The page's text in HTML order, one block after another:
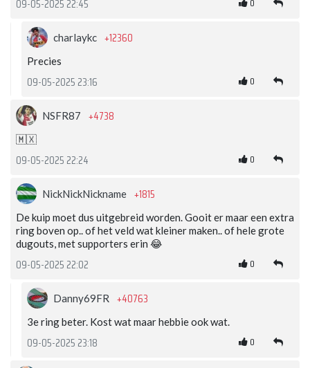
09-05-2025 22:45
charlaykc +12360
Precies
09-05-2025 23:16 0
NSFR87 +4738
🇲🇽
09-05-2025 22:24 0
NickNickNickname +1815
De kuip moet dus uitgebreid worden. Gooit er maar een extra
ring boven op.. of het veld wat kleiner maken.. of hele grote
dugouts, met supporters erin 😂
09-05-2025 22:02 0
Danny69FR +40763
3e ring beter. Kost wat maar hebbie ook wat.
09-05-2025 23:18 0